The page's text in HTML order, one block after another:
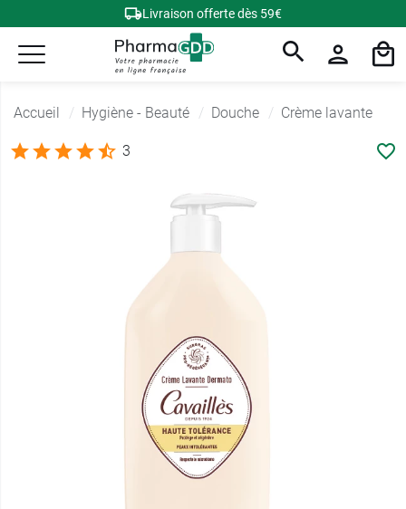
Livraison offerte dès 59€
Accueil Hygiène - Beauté Douche Crème lavante
3